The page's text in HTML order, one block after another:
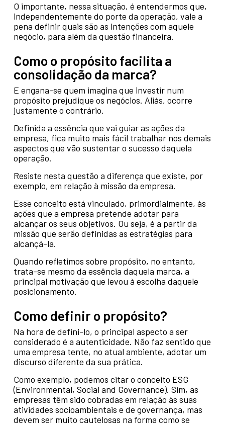
O importante, nessa situação, é entendermos que,
independentemente do porte da operação, vale a
pena definir quais são as intenções com aquele
negócio, para além da questão financeira.
Como o propósito facilita a
consolidação da marca?
E engana-se quem imagina que investir num
propósito prejudique os negócios. Aliás, ocorre
justamente o contrário.
Definida a essência que vai guiar as ações da
empresa, fica muito mais fácil trabalhar nos demais
aspectos que vão sustentar o sucesso daquela
operação.
Resiste nesta questão a diferença que existe, por
exemplo, em relação à missão da empresa.
Esse conceito está vinculado, primordialmente, às
ações que a empresa pretende adotar para
alcançar os seus objetivos. Ou seja, é a partir da
missão que serão definidas as estratégias para
alcançá-la.
Quando refletimos sobre propósito, no entanto,
trata-se mesmo da essência daquela marca, a
principal motivação que levou à escolha daquele
posicionamento.
Como definir o propósito?
Na hora de defini-lo, o principal aspecto a ser
considerado é a autenticidade. Não faz sentido que
uma empresa tente, no atual ambiente, adotar um
discurso diferente da sua prática.
Como exemplo, podemos citar o conceito ESG
(Environmental, Social and Governance). Sim, as
empresas têm sido cobradas em relação às suas
atividades socioambientais e de governança, mas
devem ser muito cautelosas na forma como se